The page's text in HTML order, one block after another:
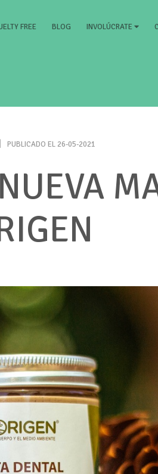
FREE BLOG INVOLÚCRATE
PUBLICADO EL 26-05-2021